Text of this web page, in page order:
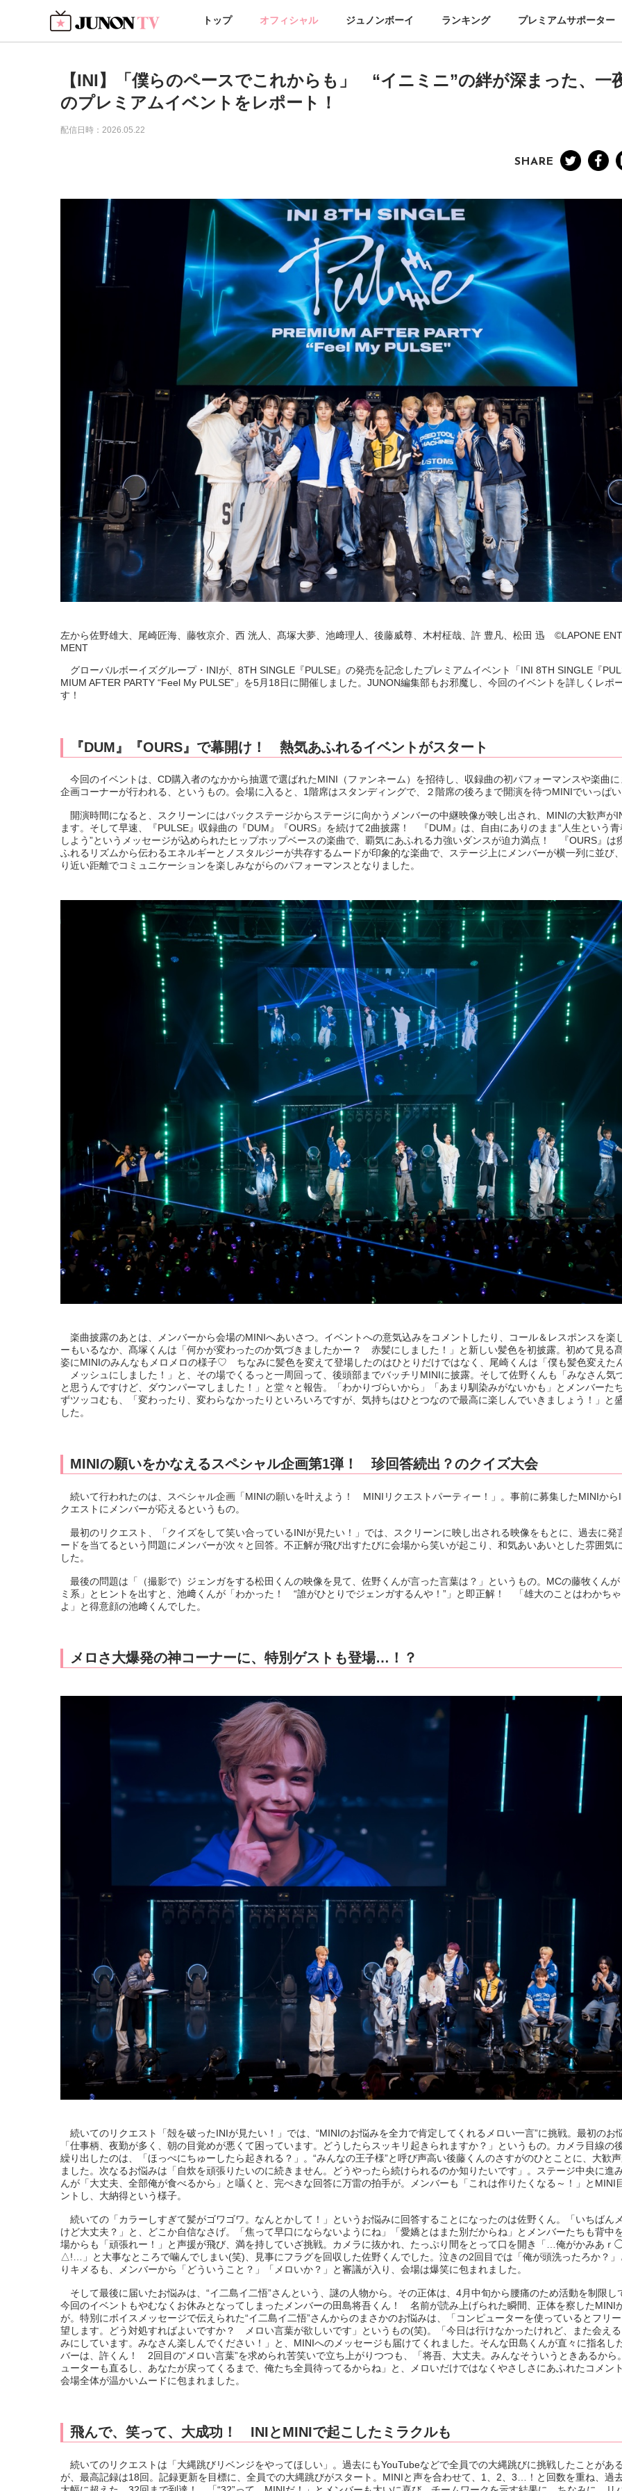
トップ オフィシャル ジュノンボーイ ランキング プレミアムサポーター
配信日時：2026.05.22
【INI】「僕らのペースでこれからも」 “イニミニ”の絆が深まった、一
のプレミアムイベントをレポート！
SHARE
左から佐野雄大、尾崎匠海、藤牧京介、西 洸人、髙塚大夢、池﨑理人、後藤威尊、木村柾哉、許 豊凡、松田 迅 ©LAPONE
MENT
グローバルボーイズグループ・INIが、8TH SINGLE『PULSE』の発売を記念したプレミアムイベント「INI 8TH SINGLE『
MIUM AFTER PARTY “Feel My PULSE”」を5月18日に開催しました。JUNON編集部もお邪魔し、今回のイベントを詳しくレポ
す！
『DUM』『OURS』で幕開け！ 熱気あふれるイベントがスタート
今回のイベントは、CD購入者のなかから抽選で選ばれたMINI（ファンネーム）を招待し、収録曲の初パフォーマンスや楽曲に
企画コーナーが行われる、というもの。会場に入ると、1階席はスタンディングで、２階席の後ろまで開演を待つMINIでいっぱい
開演時間になると、スクリーンにはバックステージからステージに向かうメンバーの中継映像が映し出され、MINIの大歓声が
ます。そして早速、『PULSE』収録曲の『DUM』『OURS』を続けて2曲披露！ 『DUM』は、自由にありのまま“人生という青
しよう”というメッセージが込められたヒップホップベースの楽曲で、覇気にあふれる力強いダンスが迫力満点！ 『OURS』は
ふれるリズムから伝わるエネルギーとノスタルジーが共存するムードが印象的な楽曲で、ステージ上にメンバーが横一列に並び
り近い距離でコミュニケーションを楽しみながらのパフォーマンスとなりました。
楽曲披露のあとは、メンバーから会場のMINIへあいさつ。イベントへの意気込みをコメントしたり、コール＆レスポンスを楽
ーもいるなか、髙塚くんは「何かが変わったのか気づきましたかー？ 赤髪にしました！」と新しい髪色を初披露。初めて見る
姿にMINIのみんなもメロメロの様子♡ ちなみに髪色を変えて登場したのはひとりだけではなく、尾崎くんは「僕も髪色変えた
メッシュにしました！」と、その場でくるっと一周回って、後頭部までバッチリMINIに披露。そして佐野くんも「みなさん気
と思うんですけど、ダウンパーマしました！」と堂々と報告。「わかりづらいから」「あまり馴染みがないかも」とメンバーた
ずツッコむも、「変わったり、変わらなかったりといろいろですが、気持ちはひとつなので最高に楽しんでいきましょう！」と
した。
MINIの願いをかなえるスペシャル企画第1弾！ 珍回答続出？のクイズ大会
続いて行われたのは、スペシャル企画「MINIの願いを叶えよう！ MINIリクエストパーティー！」。事前に募集したMINIから
クエストにメンバーが応えるというもの。
最初のリクエスト、「クイズをして笑い合っているINIが見たい！」では、スクリーンに映し出される映像をもとに、過去に発
ードを当てるという問題にメンバーが次々と回答。不正解が飛び出すたびに会場から笑いが起こり、和気あいあいとした雰囲気
した。
最後の問題は「（撮影で）ジェンガをする松田くんの映像を見て、佐野くんが言った言葉は？」というもの。MCの藤牧くんが
ミ系」とヒントを出すと、池﨑くんが「わかった！ “誰がひとりでジェンガするんや！”」と即正解！ 「雄大のことはわかち
よ」と得意顔の池﨑くんでした。
メロさ大爆発の神コーナーに、特別ゲストも登場…！？
続いてのリクエスト「殻を破ったINIが見たい！」では、“MINIのお悩みを全力で肯定してくれるメロい一言”に挑戦。最初のお
「仕事柄、夜勤が多く、朝の目覚めが悪くて困っています。どうしたらスッキリ起きられますか？」というもの。カメラ目線の
繰り出したのは、「ほっぺにちゅーしたら起きれる？」。“みんなの王子様”と呼び声高い後藤くんのさすがのひとことに、大歓
ました。次なるお悩みは「自炊を頑張りたいのに続きません。どうやったら続けられるのか知りたいです」。ステージ中央に進
んが「大丈夫、全部俺が食べるから」と囁くと、完ぺきな回答に万雷の拍手が。メンバーも「これは作りたくなる～！」とMINI
ントし、大納得という様子。
続いての「カラーしすぎて髪がゴワゴワ。なんとかして！」というお悩みに回答することになったのは佐野くん。「いちばん
けど大丈夫？」と、どこか自信なさげ。「焦って早口にならないようにね」「愛嬌とはまた別だからね」とメンバーたちも背中
場からも「頑張れー！」と声援が飛び、満を持していざ挑戦。カメラに抜かれ、たっぷり間をとって口を開き「…俺がかみあ
△!…」と大事なところで噛んでしまい(笑)、見事にフラグを回収した佐野くんでした。泣きの2回目では「俺が頭洗ったろか？」
りキメるも、メンバーから「どういうこと？」「メロいか？」と審議が入り、会場は爆笑に包まれました。
そして最後に届いたお悩みは、“イ二島イ二悟”さんという、謎の人物から。その正体は、4月中旬から腰痛のため活動を制限し
今回のイベントもやむなくお休みとなってしまったメンバーの田島将吾くん！ 名前が読み上げられた瞬間、正体を察したMINI
が。特別にボイスメッセージで伝えられた“イ二島イ二悟”さんからのまさかのお悩みは、「コンピューターを使っているとフリ
望します。どう対処すればよいですか？ メロい言葉が欲しいです」というもの(笑)。「今日は行けなかったけれど、また会え
みにしています。みなさん楽しんでください！」と、MINIへのメッセージも届けてくれました。そんな田島くんが直々に指名し
バーは、許くん！ 2回目の“メロい言葉”を求められ苦笑いで立ち上がりつつも、「将吾、大丈夫。みんなそういうときあるから
ューターも直るし、あなたが戻ってくるまで、俺たち全員待ってるからね」と、メロいだけではなくやさしさにあふれたコメント
会場全体が温かいムードに包まれました。
飛んで、笑って、大成功！ INIとMINIで起こしたミラクルも
続いてのリクエストは「大縄跳びリベンジをやってほしい」。過去にもYouTubeなどで全員での大縄跳びに挑戦したことがあ
が、最高記録は18回。記録更新を目標に、全員での大縄跳びがスタート。MINIと声を合わせて、1、2、3…！と回数を重ね、過